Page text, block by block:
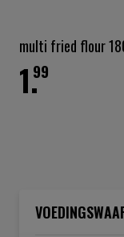
begin
van
afbeeldingen-
multi fried flour
99
1.